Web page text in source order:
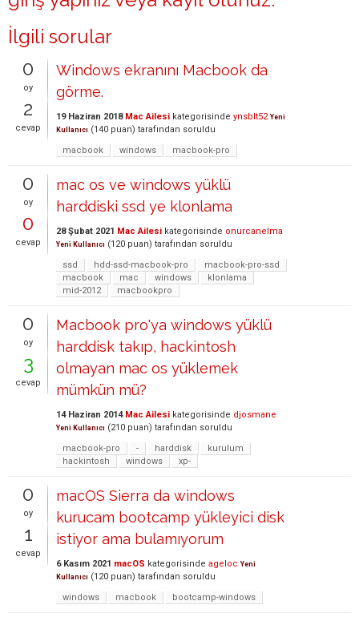
İlgili sorular
0
oy
2
cevap
Windows ekranını Macbook da
görme.
19 Haziran 2018 Mac Ailesi kategorisinde ynsblt52 Yeni
Kullanıcı (140 puan) tarafından soruldu
macbook
windows macbook-pro
0
oy
0
cevap
mac os ve windows yüklü
harddiski ssd ye klonlama
28 Şubat 2021 Mac Ailesi kategorisinde onurcanelma
Yeni Kullanıcı (120 puan) tarafından soruldu
ssd
hdd-ssd-macbook-pro
macbook-pro-ssd
macbook
mac windows
klonlama
mid-2012
macbookpro
0
oy
3
cevap
Macbook pro'ya windows yüklü
harddisk takıp, hackintosh
olmayan mac os yüklemek
mümkün mü?
14 Haziran 2014 Mac Ailesi kategorisinde djosmane
Yeni Kullanıcı (210 puan) tarafından soruldu
macbook-pro
- harddisk
kurulum
hackintosh
windows xp-
0
oy
1
cevap
macOS Sierra da windows
kurucam bootcamp yükleyici disk
istiyor ama bulamıyorum
6 Kasım 2021 macOS kategorisinde ageloc Yeni
Kullanıcı (120 puan) tarafından soruldu
windows
macbook bootcamp-windows